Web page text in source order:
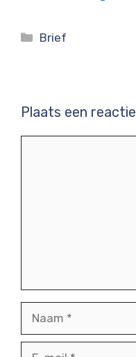
Categorieën
Brief
Plaats een reactie